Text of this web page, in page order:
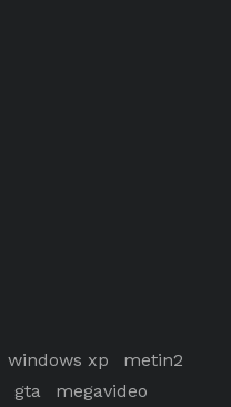
windows xp
metin2
gta
megavideo